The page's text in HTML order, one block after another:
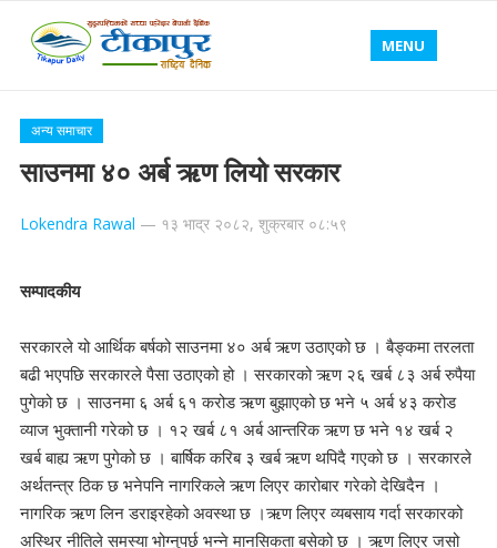
MENU
अन्य समाचार
साउनमा ४० अर्ब ऋण लियो सरकार
Lokendra Rawal — १३ भाद्र २०८२, शुक्रबार ०८:५९
सम्पादकीय
सरकारले यो आर्थिक बर्षको साउनमा ४० अर्ब ऋण उठाएको छ । बैङ्कमा तरलता
बढी भएपछि सरकारले पैसा उठाएको हो । सरकारको ऋण २६ खर्ब ८३ अर्ब रुपैया
पुगेको छ । साउनमा ६ अर्ब ६१ करोड ऋण बुझाएको छ भने ५ अर्ब ४३ करोड
व्याज भुक्तानी गरेको छ । १२ खर्ब ८१ अर्ब आन्तरिक ऋण छ भने १४ खर्ब २
खर्ब बाह्य ऋण पुगेको छ । बार्षिक करिब ३ खर्ब ऋण थपिदै गएको छ । सरकारले
अर्थतन्त्र ठिक छ भनेपनि नागरिकले ऋण लिएर कारोबार गरेको देखिदैन ।
नागरिक ऋण लिन डराइरहेको अवस्था छ ।ऋण लिएर व्यबसाय गर्दा सरकारको
अस्थिर नीतिले समस्या भोग्नुपर्छ भन्ने मानसिकता बसेको छ । ऋण लिएर जसो